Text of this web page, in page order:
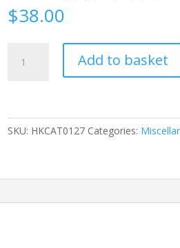
$38.00
30EF
筆
Add to basket
SKU: HKCAT0127 Categories: